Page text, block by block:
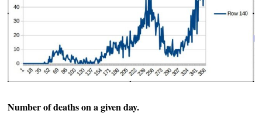
Number of deaths on a given day.